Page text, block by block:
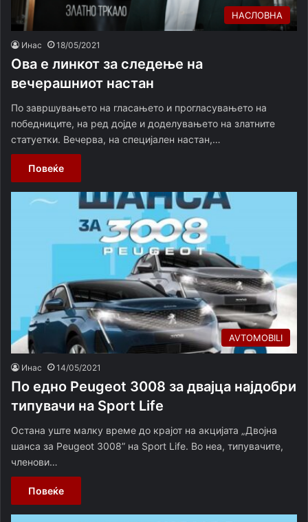
НАСЛОВНА
Инас 18/05/2021
Ова е линкот за следење на
вечерашниот настан
По завршувањето на гласањето и прогласувањето на
победниците, на ред дојде и доделувањето на златните
статуетки. Вечерва, на специјален настан,…
Повеќе
AVTOMOBILI
Инас 14/05/2021
По едно Peugeot 3008 за двајца најдобри
типувачи на Sport Life
Остана уште малку време до крајот на акцијата „Двојна
шанса за Peugeot 3008” на Sport Life. Во неа, типувачите,
членови…
Повеќе